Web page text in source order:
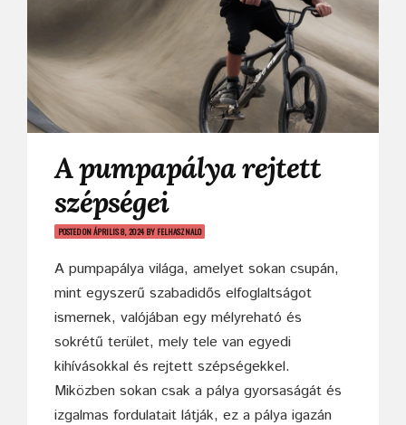
A pumpapálya rejtett
szépségei
POSTED ONÁPRILIS 8, 2024BY FELHASZNALO
A pumpapálya világa, amelyet sokan csupán,
mint egyszerű szabadidős elfoglaltságot
ismernek, valójában egy mélyreható és
sokrétű terület, mely tele van egyedi
kihívásokkal és rejtett szépségekkel.
Miközben sokan csak a pálya gyorsaságát és
izgalmas fordulatait látják, ez a pálya igazán